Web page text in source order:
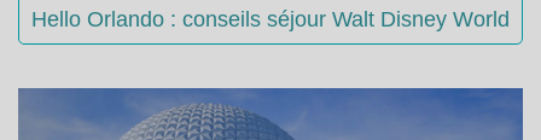
Hello Orlando : conseils séjour Walt Disney World